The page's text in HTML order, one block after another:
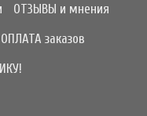
ОТЗЫВЫ и мнения
ОПЛАТА заказов